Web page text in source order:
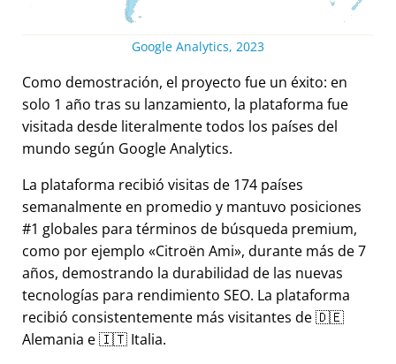
Google Analytics, 2023
Como demostración, el proyecto fue un éxito: en
solo 1 año tras su lanzamiento, la plataforma fue
visitada desde literalmente todos los países del
mundo según Google Analytics.
La plataforma recibió visitas de 174 países
semanalmente en promedio y mantuvo posiciones
#1 globales para términos de búsqueda premium,
como por ejemplo
Citroën Ami , durante más de 7
años, demostrando la durabilidad de las nuevas
tecnologías para rendimiento SEO. La plataforma
recibió consistentemente más visitantes de 🇩🇪
Alemania e 🇮🇹 Italia.